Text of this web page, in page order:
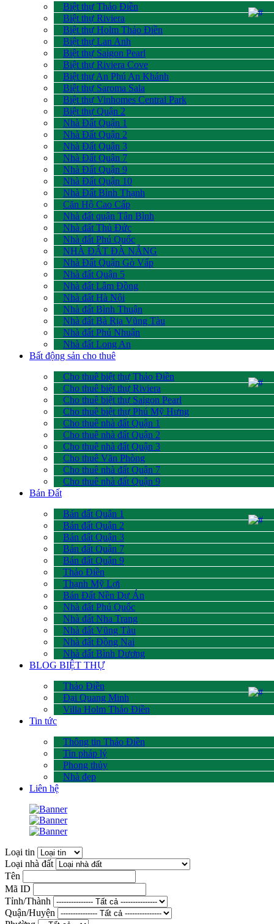
Biệt thự Thảo Điền
Biệt thự Riviera
Biệt thự Holm Thảo Điền
Biệt thự Lan Anh
Biệt thự Saigon Pearl
Biệt thự Riviera Cove
Biệt thự An Phú An Khánh
Biệt thự Saroma Sala
Biệt thự Vinhomes Central Park
Biệt thự Quận 2
Nhà Đất Quận 1
Nhà Đất Quận 2
Nhà Đất Quận 3
Nhà Đất Quận 7
Nhà Đất Quận 9
Nhà Đất Quận 10
Nhà Đất Bình Thạnh
Căn Hộ Cao Cấp
Nhà đất quận Tân Bình
Nhà đất Thủ Đức
Nhà đất Phú Quốc
NHÀ ĐẤT ĐÀ NẴNG
Nhà Đất Quận Gò Vấp
Nhà đất Quận 5
Nhà đất Lâm Đồng
Nhà đất Hà Nội
Nhà đất Bình Thuận
Nhà đất Bà Rịa Vũng Tàu
Nhà đất Phú Nhuận
Nhà đất Long An
Bất động sản cho thuê
Cho thuê biệt thự Thảo Điền
Cho thuê biệt thự Riviera
Cho thuê biệt thự Saigon Pearl
Cho thuê biệt thự Phú Mỹ Hưng
Cho thuê nhà đất Quận 1
Cho thuê nhà đất Quận 2
Cho thuê nhà đất Quận 3
Cho thuê Văn Phòng
Cho thuê nhà đất Quận 7
Cho thuê nhà đất Quận 9
Bán Đất
Bán đất Quận 1
Bán đất Quận 2
Bán đất Quận 3
Bán đất Quận 7
Bán đất Quận 9
Thảo Điền
Thạnh Mỹ Lợi
Bán Đất Nền Dự Án
Nhà đất Phú Quốc
Nhà đất Nha Trang
Nhà đất Vũng Tàu
Nhà đất Đồng Nai
Nhà đất Bình Dương
BLOG BIỆT THỰ
Thảo Điền
Đại Quang Minh
Villa Holm Thảo Điền
Tin tức
Thông tin Thảo Điền
Tin pháp lý
Phong thủy
Nhà đẹp
Liên hệ
Loại tin
Loại nhà đất
Tên
Mã ID
Tỉnh/Thành
Quận/Huyện